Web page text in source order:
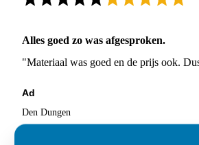
Alles goed zo was afgesproken.
"Materiaal was goed en de prijs ook.
Ad
Den Dungen